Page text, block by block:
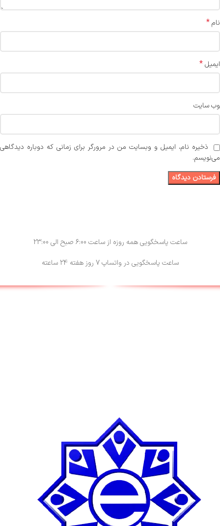
نام*
ایمیل*
وب‌ سایت
ذخیره نام، ایمیل و وبسایت من در مرورگر برای زمانی که دوباره دیدگاهی
می‌نویسم.
ساعت پاسخگویی همه روزه از ساعت 6:00 صبح الی 23:00
ساعت پاسخگویی در واتساپ 7 روز هفته 24 ساعته